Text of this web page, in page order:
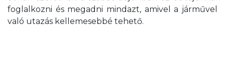
foglalkozni és megadni mindazt, amivel a járművel
való utazás kellemesebbé tehető.